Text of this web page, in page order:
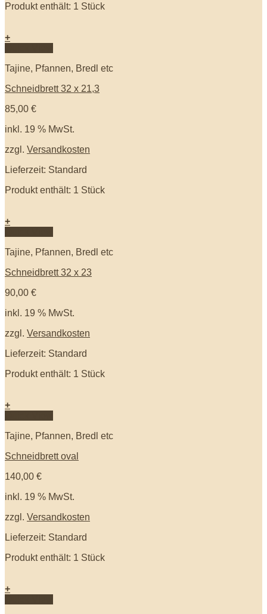
Produkt enthält: 1 Stück
+
Tajine, Pfannen, Bredl etc
Schneidbrett 32 x 21,3
85,00 €
inkl. 19 % MwSt.
zzgl. Versandkosten
Lieferzeit: Standard
Produkt enthält: 1 Stück
+
Tajine, Pfannen, Bredl etc
Schneidbrett 32 x 23
90,00 €
inkl. 19 % MwSt.
zzgl. Versandkosten
Lieferzeit: Standard
Produkt enthält: 1 Stück
+
Tajine, Pfannen, Bredl etc
Schneidbrett oval
140,00 €
inkl. 19 % MwSt.
zzgl. Versandkosten
Lieferzeit: Standard
Produkt enthält: 1 Stück
+